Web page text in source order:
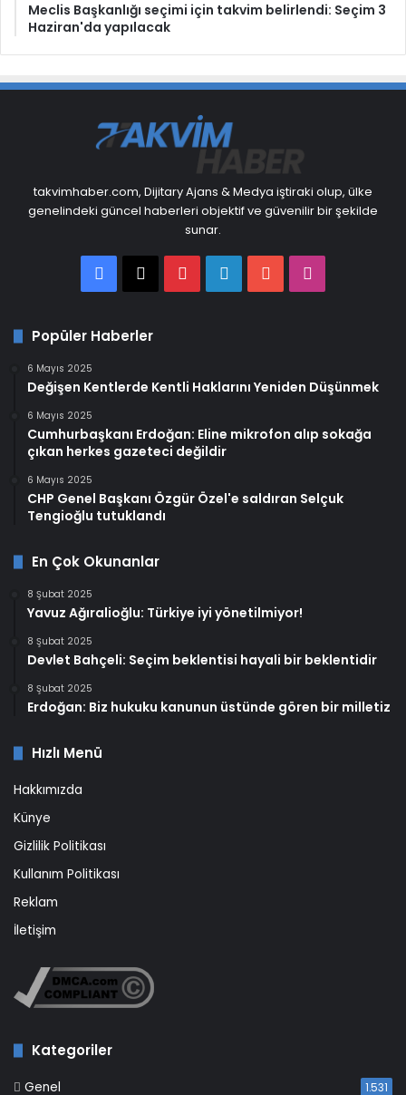
Meclis Başkanlığı seçimi için takvim belirlendi: Seçim 3
Haziran'da yapılacak
takvimhaber.com, Dijitary Ajans & Medya iştiraki olup, ülke
genelindeki güncel haberleri objektif ve güvenilir bir şekilde
sunar.
Facebook
X PinterestLinkedInYouTube
Popüler Haberler
6 Mayıs 2025
Değişen Kentlerde Kentli Haklarını Yeniden Düşünmek
6 Mayıs 2025
Cumhurbaşkanı Erdoğan: Eline mikrofon alıp sokağa
çıkan herkes gazeteci değildir
6 Mayıs 2025
CHP Genel Başkanı Özgür Özel'e saldıran Selçuk
Tengioğlu tutuklandı
En Çok Okunanlar
8 Şubat 2025
Yavuz Ağıralioğlu: Türkiye iyi yönetilmiyor!
8 Şubat 2025
Devlet Bahçeli: Seçim beklentisi hayali bir beklentidir
8 Şubat 2025
Erdoğan: Biz hukuku kanunun üstünde gören bir milletiz
Hızlı Menü
Hakkımızda
Künye
Gizlilik Politikası
Kullanım Politikası
Reklam
İletişim
Kategoriler
Genel 1.531